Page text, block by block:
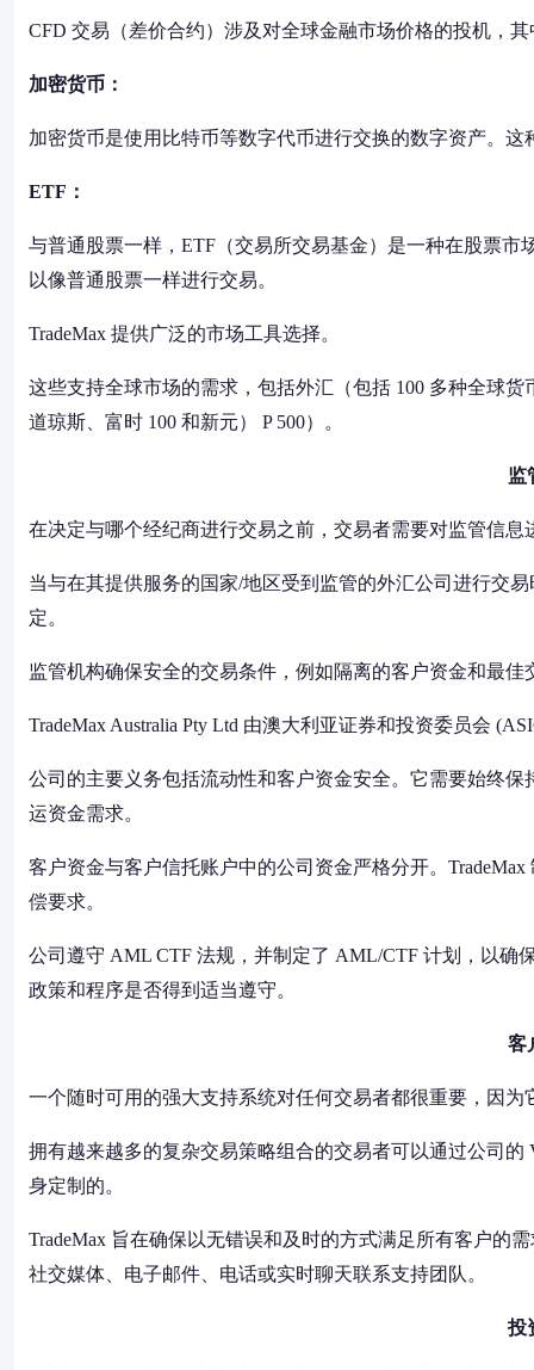
CFD 交易（差价合约）涉及对全球金融市场价格的投机，
加密货币：
加密货币是使用比特币等数字代币进行交换的数字资产。
ETF：
与普通股票一样，ETF（交易所交易基金）是一种在股票
以像普通股票一样进行交易。
TradeMax 提供广泛的市场工具选择。
这些支持全球市场的需求，包括外汇（包括 100 多种全球
道琼斯、富时 100 和新元） P 500）。
监
在决定与哪个经纪商进行交易之前，交易者需要对监管信息
当与在其提供服务的国家/地区受到监管的外汇公司进行交
定。
监管机构确保安全的交易条件，例如隔离的客户资金和最佳
TradeMax Australia Pty Ltd 由澳大利亚证券和投资委员会
公司的主要义务包括流动性和客户资金安全。它需要始终
运资金需求。
客户资金与客户信托账户中的公司资金严格分开。
偿要求。
公司遵守 AML CTF 法规，并制定了 AML/CTF 计划，以确
政策和程序是否得到适当遵守。
客
一个随时可用的强大支持系统对任何交易者都很重要，因
拥有越来越多的复杂交易策略组合的交易者可以通过公司
身定制的。
TradeMax 旨在确保以无错误和及时的方式满足所有客户的
社交媒体、电子邮件、电话或实时聊天联系支持团队。
投